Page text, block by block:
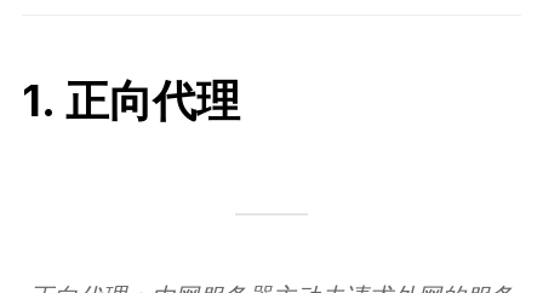
1. 正向代理